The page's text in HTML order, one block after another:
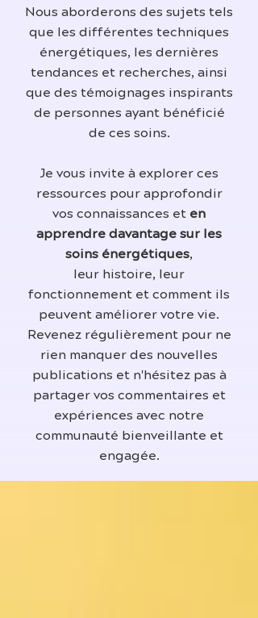
Nous aborderons des sujets tels
que les différentes techniques
énergétiques, les dernières
tendances et recherches, ainsi
que des témoignages inspirants
de personnes ayant bénéficié
de ces soins.
Je vous invite à explorer ces
ressources pour approfondir
vos connaissances et en
apprendre davantage sur les
soins énergétiques,
leur histoire, leur
fonctionnement et comment ils
peuvent améliorer votre vie.
Revenez régulièrement pour ne
rien manquer des nouvelles
publications et n'hésitez pas à
partager vos commentaires et
expériences avec notre
communauté bienveillante et
engagée.